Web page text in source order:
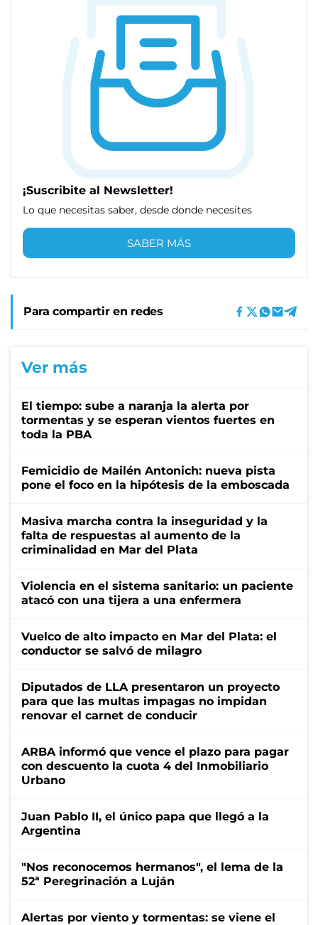
¡Suscribite al Newsletter!
Lo que necesitas saber, desde donde necesites
SABER MÁS
Para compartir en redes
Ver más
El tiempo: sube a naranja la alerta por
tormentas y se esperan vientos fuertes en
toda la PBA
Femicidio de Mailén Antonich: nueva pista
pone el foco en la hipótesis de la emboscada
Masiva marcha contra la inseguridad y la
falta de respuestas al aumento de la
criminalidad en Mar del Plata
Violencia en el sistema sanitario: un paciente
atacó con una tijera a una enfermera
Vuelco de alto impacto en Mar del Plata: el
conductor se salvó de milagro
Diputados de LLA presentaron un proyecto
para que las multas impagas no impidan
renovar el carnet de conducir
ARBA informó que vence el plazo para pagar
con descuento la cuota 4 del Inmobiliario
Urbano
Juan Pablo II, el único papa que llegó a la
Argentina
"Nos reconocemos hermanos", el lema de la
52ª Peregrinación a Luján
Alertas por viento y tormentas: se viene el